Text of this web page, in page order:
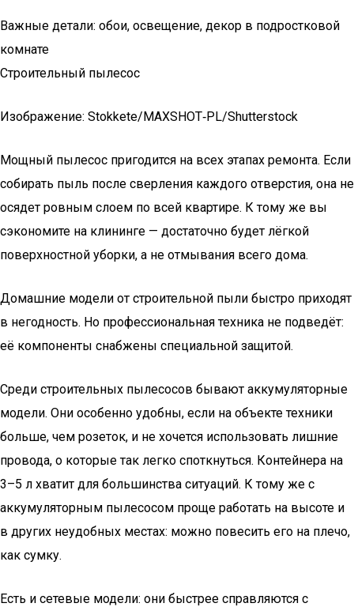
Важные детали: обои, освещение, декор в подростковой
комнате
Строительный пылесос
Изображение: Stokkete/MAXSHOT‑PL/Shutterstock
Мощный пылесос пригодится на всех этапах ремонта. Если
собирать пыль после сверления каждого отверстия, она не
осядет ровным слоем по всей квартире. К тому же вы
сэкономите на клининге — достаточно будет лёгкой
поверхностной уборки, а не отмывания всего дома.
Домашние модели от строительной пыли быстро приходят
в негодность. Но профессиональная техника не подведёт:
её компоненты снабжены специальной защитой.
Среди строительных пылесосов бывают аккумуляторные
модели. Они особенно удобны, если на объекте техники
больше, чем розеток, и не хочется использовать лишние
провода, о которые так легко споткнуться. Контейнера на
3–5 л хватит для большинства ситуаций. К тому же с
аккумуляторным пылесосом проще работать на высоте и
в других неудобных местах: можно повесить его на плечо,
как сумку.
Есть и сетевые модели: они быстрее справляются с